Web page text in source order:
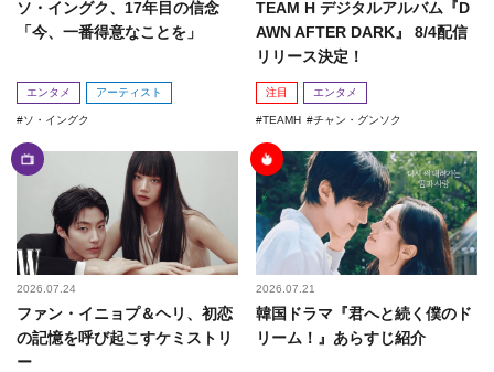
ソ・イングク、17年目の信念
「今、一番得意なことを」
エンタメ アーティスト
ソ・イングク
TEAM H デジタルアルバム『D
AWN AFTER DARK』 8/4配信
リリース決定！
注目 エンタメ
TEAMH チャン・グンソク
2026.07.24
ファン・イニョプ＆ヘリ、初恋
の記憶を呼び起こすケミストリ
ー
2026.07.21
韓国ドラマ『君へと続く僕のド
リーム！』あらすじ紹介